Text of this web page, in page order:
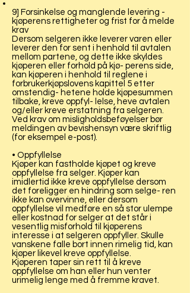
9] Forsinkelse og manglende levering -
kjøperens rettigheter og frist for å melde
krav
Dersom selgeren ikke leverer varen eller
leverer den for sent i henhold til avtalen
mellom partene, og dette ikke skyldes
kjøperen eller forhold på kjø- perens side,
kan kjøperen i henhold til reglene i
forbrukerkjøpslovens kapittel 5 etter
omstendig- hetene holde kjøpesummen
tilbake, kreve oppfyl- lelse, heve avtalen
og/eller kreve erstatning fra selgeren.
Ved krav om misligholdsbeføyelser bør
meldingen av bevishensyn være skriftlig
(for eksempel e-post).
• Oppfyllelse
Kjøper kan fastholde kjøpet og kreve
oppfyllelse fra selger. Kjøper kan
imidlertid ikke kreve oppfyllelse dersom
det foreligger en hindring som selge- ren
ikke kan overvinne, eller dersom
oppfyllelse vil medføre en så stor ulempe
eller kostnad for selger at det står i
vesentlig misforhold til kjøperens
interesse i at selgeren oppfyller. Skulle
vanskene falle bort innen rimelig tid, kan
kjøper likevel kreve oppfyllelse.
Kjøperen taper sin rett til å kreve
oppfyllelse om han eller hun venter
urimelig lenge med å fremme kravet.